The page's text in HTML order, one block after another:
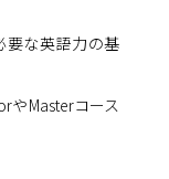
要な英語力の基
やMasterコース